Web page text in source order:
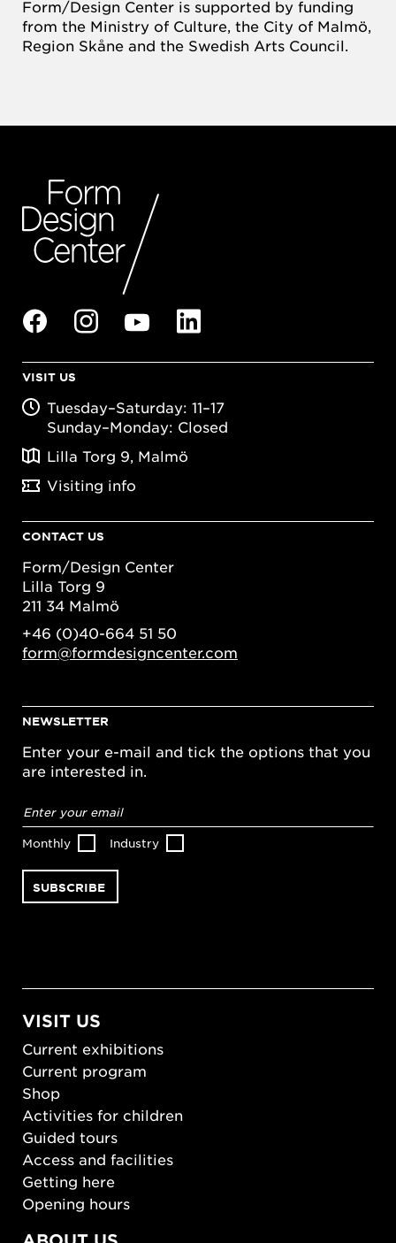
Form/Design Center is supported by funding
from the Ministry of Culture, the City of Malmö,
Region Skåne and the Swedish Arts Council.
VISIT US
Tuesday–Saturday: 11–17
Sunday–Monday: Closed
Lilla Torg 9, Malmö
Visiting info
CONTACT US
Form/Design Center
Lilla Torg 9
211 34 Malmö
+46 (0)40-664 51 50
form@formdesigncenter.com
NEWSLETTER
Enter your e-mail and tick the options that you
are interested in.
address*
Monthly Industry
VISIT US
Current exhibitions
Current program
Shop
Activities for children
Guided tours
Access and facilities
Getting here
Opening hours